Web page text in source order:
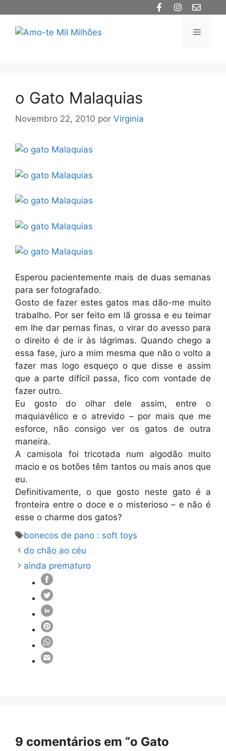
Menu
o Gato Malaquias
Novembro 22, 2010 por Virginia
Esperou pacientemente mais de duas semanas
para ser fotografado.
Gosto de fazer estes gatos mas dão-me muito
trabalho. Por ser feito em lã grossa e eu teimar
em lhe dar pernas finas, o virar do avesso para
o direito é de ir às lágrimas. Quando chego a
essa fase, juro a mim mesma que não o volto a
fazer mas logo esqueço o que disse e assim
que a parte difícil passa, fico com vontade de
fazer outro.
Eu gosto do olhar dele assim, entre o
maquiavélico e o atrevido – por mais que me
esforce, não consigo ver os gatos de outra
maneira.
A camisola foi tricotada num algodão muito
macio e os botões têm tantos ou mais anos que
eu.
Definitivamente, o que gosto neste gato é a
fronteira entre o doce e o misterioso – e não é
esse o charme dos gatos?
Etiquetas
bonecos de pano : soft toys
do chão ao céu
ainda prematuro
9 comentários em “o Gato